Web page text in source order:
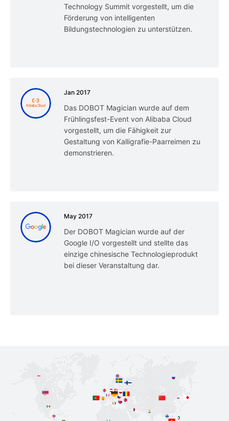
Technology Summit vorgestellt, um die
Förderung von intelligenten
Bildungstechnologien zu unterstützen.
Jan 2017
Das DOBOT Magician wurde auf dem
Frühlingsfest-Event von Alibaba Cloud
vorgestellt, um die Fähigkeit zur
Gestaltung von Kalligrafie-Paarreimen zu
demonstrieren.
May 2017
Der DOBOT Magician wurde auf der
Google I/O vorgestellt und stellte das
einzige chinesische Technologieprodukt
bei dieser Veranstaltung dar.